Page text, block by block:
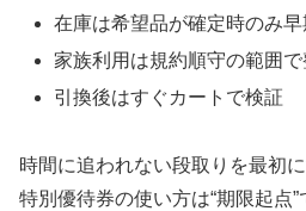
在庫は希望品が確定時のみ早
家族利用は規約順守の範囲で
引換後はすぐカートで検証
時間に追われない段取りを最初
特別優待券の使い方は“期限起点